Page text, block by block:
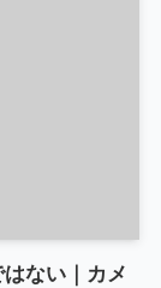
ない｜カメ